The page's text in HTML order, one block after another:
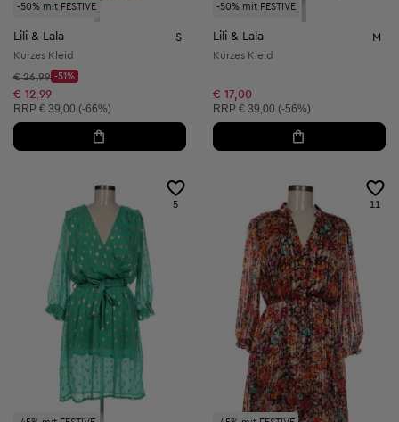
-50% mit FESTIVE
Lili & Lala S
Kurzes Kleid
Startpreis:
€ 26,99
Discount Price:
-51%
Reduzierter Preis:
€ 12,99
Unverbindliche Preisempfehlung:
RRP € 39,00 (-66%)
-50% mit FESTIVE
Lili & Lala M
Kurzes Kleid
€ 17,00
Unverbindliche Preisempfehlung:
RRP € 39,00 (-56%)
5 11